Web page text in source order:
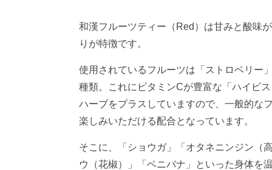
和漢フルーツティー（Red）は甘みと酸味
りが特徴です。
使用されているフルーツは「ストロベリー
種類。これにビタミンCが豊富な「ハイビ
ハーブをプラスしていますので、一般的な
楽しみいただける配合となっています。
そこに、「ショウガ」「オタネニンジン（
ウ（花椒）」「ベニバナ」といった身体を